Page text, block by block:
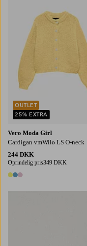
Vero Moda Girl
Cardigan vmWilo LS O-neck
244 DKK
Oprindelig pris349 DKK
3 farver
OUTLET
25% EXTRA